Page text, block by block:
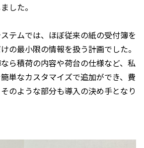
した。
テムでは、ほぼ従来の紙の受付簿を
の最小限の情報を扱う計画でした。
ら積荷の内容や荷台の仕様など、私
単なカスタマイズで追加ができ、費
のような部分も導入の決め手となり